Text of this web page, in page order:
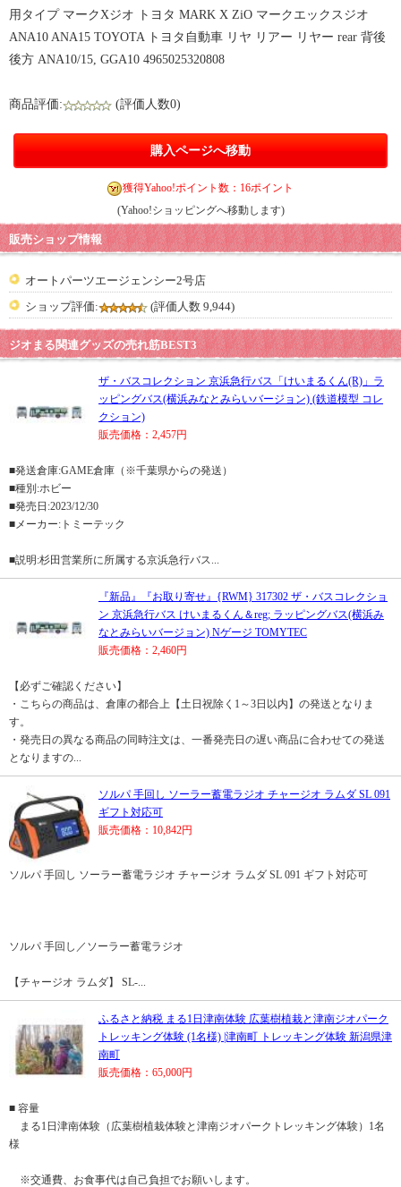
用タイプ マークXジオ トヨタ MARK X ZiO マークエックスジオ
ANA10 ANA15 TOYOTA トヨタ自動車 リヤ リアー リヤー rear 背後
後方 ANA10/15, GGA10 4965025320808
商品評価: (評価人数0)
購入ページへ移動
獲得Yahoo!ポイント数：16ポイント
(Yahoo!ショッピングへ移動します)
販売ショップ情報
オートパーツエージェンシー2号店
ショップ評価:
(評価人数 9,944)
ジオまる関連グッズの売れ筋BEST3
ザ・バスコレクション 京浜急行バス「けいまるくん(R)」ラ
ッピングバス(横浜みなとみらいバージョン) (鉄道模型 コレ
クション)
販売価格：2,457円
■発送倉庫:GAME倉庫（※千葉県からの発送）
■種別:ホビー
■発売日:2023/12/30
■メーカー:トミーテック
■説明:杉田営業所に所属する京浜急行バス...
『新品』『お取り寄せ』{RWM} 317302 ザ・バスコレクショ
ン 京浜急行バス けいまるくん＆reg; ラッピングバス(横浜み
なとみらいバージョン) Nゲージ TOMYTEC
販売価格：2,460円
【必ずご確認ください】
・こちらの商品は、倉庫の都合上【土日祝除く1～3日以内】の発送となりま
す。
・発売日の異なる商品の同時注文は、一番発売日の遅い商品に合わせての発送
となりますの...
ソルパ 手回し ソーラー蓄電ラジオ チャージオ ラムダ SL 091
ギフト対応可
販売価格：10,842円
ソルパ 手回し ソーラー蓄電ラジオ チャージオ ラムダ SL 091 ギフト対応可
ソルパ 手回し／ソーラー蓄電ラジオ
【チャージオ ラムダ】 SL-...
ふるさと納税 まる1日津南体験 広葉樹植栽と津南ジオパーク
トレッキング体験 (1名様) |津南町 トレッキング体験 新潟県津
南町
販売価格：65,000円
■ 容量
まる1日津南体験（広葉樹植栽体験と津南ジオパークトレッキング体験）1名
様
※交通費、お食事代は自己負担でお願いします。